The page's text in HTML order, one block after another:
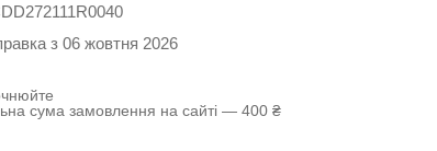
з 06 жовтня 2026
сума замовлення на сайті — 400 ₴